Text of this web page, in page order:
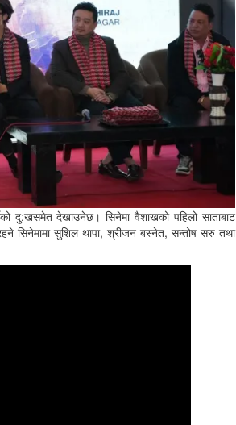
दु:खसमेत देखाउनेछ। सिनेमा वैशाखको पहिलो साताबाट
सिनेमामा सुशिल थापा, श्रीजन बस्नेत, सन्तोष सरु तथा